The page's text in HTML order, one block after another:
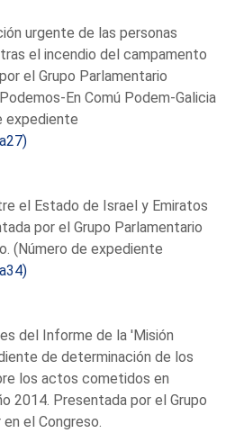
urgente de las personas
el incendio del campamento
el Grupo Parlamentario
En Comú Podem-Galicia
expediente
el Estado de Israel y Emiratos
por el Grupo Parlamentario
(Número de expediente
del Informe de la 'Misión
de determinación de los
los actos cometidos en
2014. Presentada por el Grupo
el Congreso.